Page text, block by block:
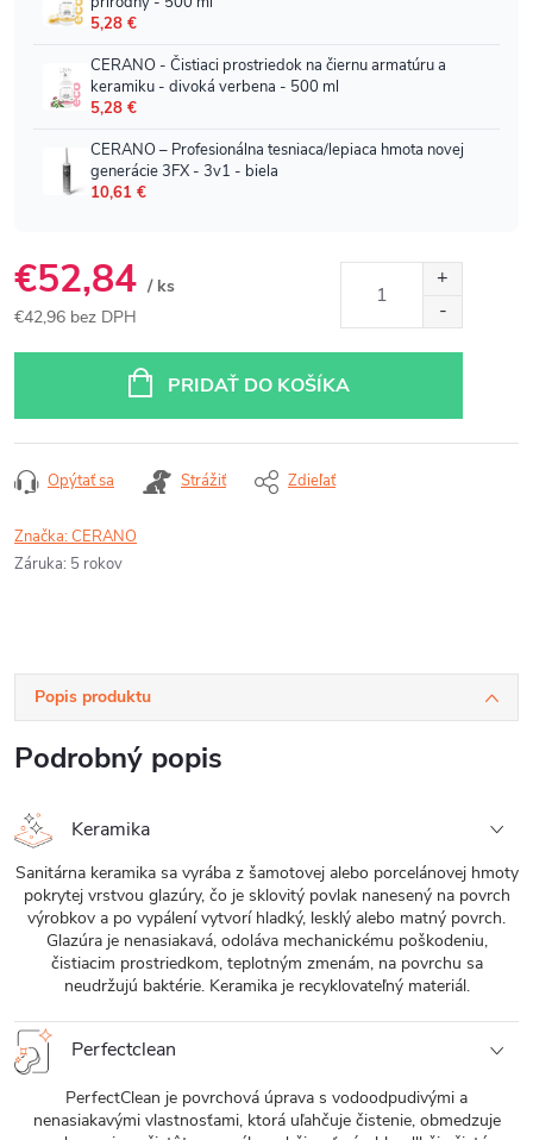
€52,84 / ks
€42,96 bez DPH
PRIDAŤ DO KOŠÍKA
Opýtať sa Strážiť Zdieľať
Značka:CERANO
Záruka: 5 rokov
Popis produktu
Podrobný popis
Keramika
Sanitárna keramika sa vyrába z šamotovej alebo porcelánovej hmoty
pokrytej vrstvou glazúry, čo je sklovitý povlak nanesený na povrch
výrobkov a po vypálení vytvorí hladký, lesklý alebo matný povrch.
Glazúra je nenasiakavá, odoláva mechanickému poškodeniu,
čistiacim prostriedkom, teplotným zmenám, na povrchu sa
neudržujú baktérie. Keramika je recyklovateľný materiál.
Perfectclean
PerfectClean je povrchová úprava s vodoodpudivými a
nenasiakavými vlastnosťami, ktorá uľahčuje čistenie, obmedzuje